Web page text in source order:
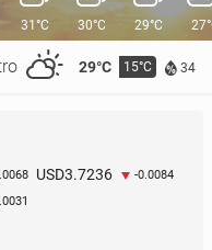
29°C 15°C 34
31°C 30°C 29°C
USD3.7236 -0.0084